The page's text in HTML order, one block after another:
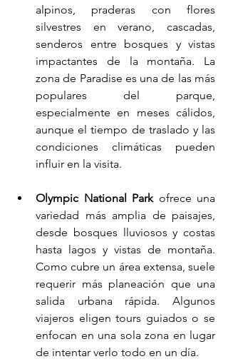
alpinos, praderas con flores
silvestres en verano, cascadas,
senderos entre bosques y vistas
impactantes de la montaña. La
zona de Paradise es una de las más
populares del parque,
especialmente en meses cálidos,
aunque el tiempo de traslado y las
condiciones climáticas pueden
influir en la visita.
Olympic National Park ofrece una
variedad más amplia de paisajes,
desde bosques lluviosos y costas
hasta lagos y vistas de montaña.
Como cubre un área extensa, suele
requerir más planeación que una
salida urbana rápida. Algunos
viajeros eligen tours guiados o se
enfocan en una sola zona en lugar
de intentar verlo todo en un día.